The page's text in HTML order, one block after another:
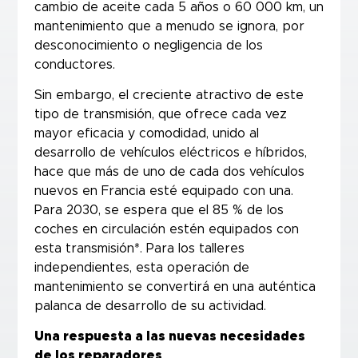
cambio de aceite cada 5 años o 60 000 km, un
mantenimiento que a menudo se ignora, por
desconocimiento o negligencia de los
conductores.
Sin embargo, el creciente atractivo de este
tipo de transmisión, que ofrece cada vez
mayor eficacia y comodidad, unido al
desarrollo de vehículos eléctricos e híbridos,
hace que más de uno de cada dos vehículos
nuevos en Francia esté equipado con una.
Para 2030, se espera que el 85 % de los
coches en circulación estén equipados con
esta transmisión*. Para los talleres
independientes, esta operación de
mantenimiento se convertirá en una auténtica
palanca de desarrollo de su actividad.
Una respuesta a las nuevas necesidades